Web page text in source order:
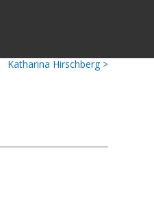
Katharina Hirschberg >